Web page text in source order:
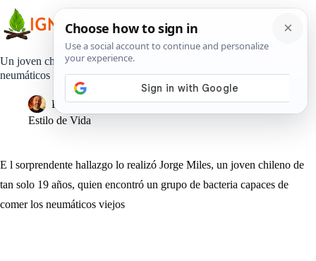
contenido
Un joven chileno descubrió una poderosa bacteria que come
neumáticos
Pedro Lisperguer
6 septiembre, 2019
Estilo de Vida
E l sorprendente hallazgo lo realizó Jorge Miles, un joven chileno de
tan solo 19 años, quien encontró un grupo de bacteria capaces de
comer los neumáticos viejos